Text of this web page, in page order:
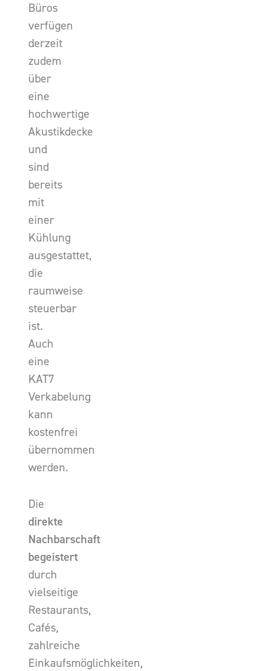
Büros
verfügen
derzeit
zudem
über
eine
hochwertige
Akustikdecke
und
sind
bereits
mit
einer
Kühlung
ausgestattet,
die
raumweise
steuerbar
ist.
Auch
eine
KAT7
Verkabelung
kann
kostenfrei
übernommen
werden.
Die
direkte
Nachbarschaft
begeistert
durch
vielseitige
Restaurants,
Cafés,
zahlreiche
Einkaufsmöglichkeiten,